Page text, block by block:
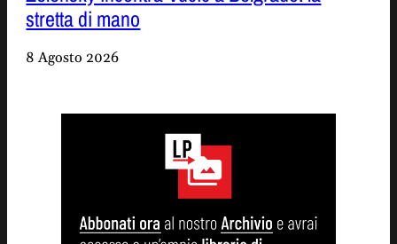
stretta di mano
8 Agosto 2026